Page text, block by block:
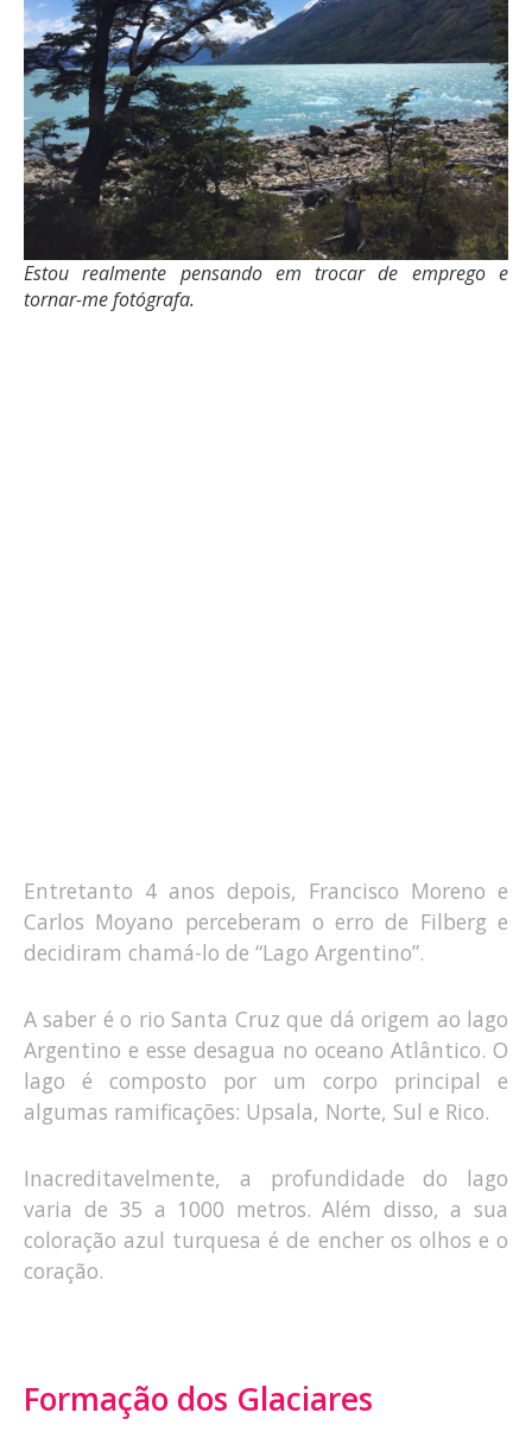
Estou realmente pensando em trocar de emprego e
tornar-me fotógrafa.
Entretanto 4 anos depois, Francisco Moreno e
Carlos Moyano perceberam o erro de Filberg e
decidiram chamá-lo de “Lago Argentino”.
A saber é o rio Santa Cruz que dá origem ao lago
Argentino e esse desagua no oceano Atlântico. O
lago é composto por um corpo principal e
algumas ramificações: Upsala, Norte, Sul e Rico.
Inacreditavelmente, a profundidade do lago
varia de 35 a 1000 metros. Além disso, a sua
coloração azul turquesa é de encher os olhos e o
coração.
Formação dos Glaciares